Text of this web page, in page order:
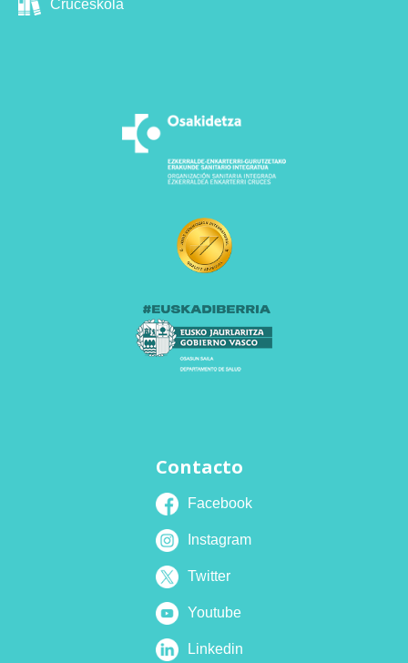
Cruceskola
Contacto
Facebook
Instagram
Twitter
Youtube
Linkedin